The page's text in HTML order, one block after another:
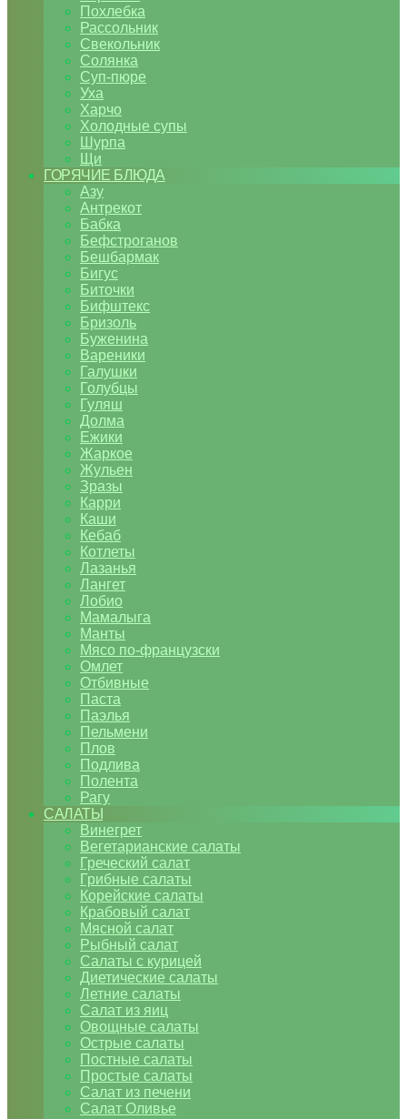
Похлебка
Рассольник
Свекольник
Солянка
Суп-пюре
Уха
Харчо
Холодные супы
Шурпа
Щи
ГОРЯЧИЕ БЛЮДА
Азу
Антрекот
Бабка
Бефстроганов
Бешбармак
Бигус
Биточки
Бифштекс
Бризоль
Буженина
Вареники
Галушки
Голубцы
Гуляш
Долма
Ежики
Жаркое
Жульен
Зразы
Карри
Каши
Кебаб
Котлеты
Лазанья
Лангет
Лобио
Мамалыга
Манты
Мясо по-французски
Омлет
Отбивные
Паста
Паэлья
Пельмени
Плов
Подлива
Полента
Рагу
САЛАТЫ
Винегрет
Вегетарианские салаты
Греческий салат
Грибные салаты
Корейские салаты
Крабовый салат
Мясной салат
Рыбный салат
Салаты с курицей
Диетические салаты
Летние салаты
Салат из яиц
Овощные салаты
Острые салаты
Постные салаты
Простые салаты
Салат из печени
Салат Оливье